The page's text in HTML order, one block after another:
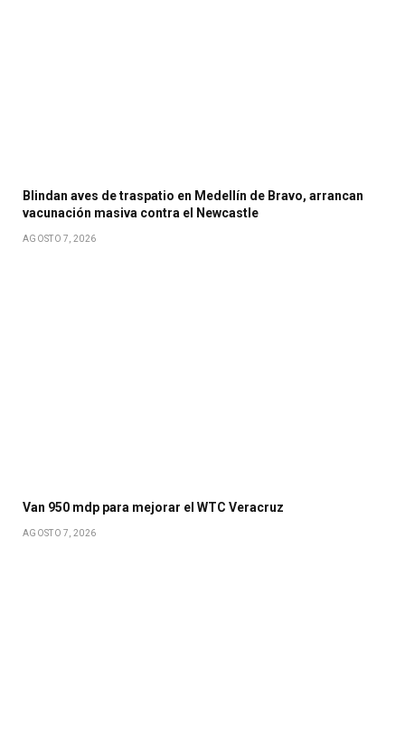
Blindan aves de traspatio en Medellín de Bravo, arrancan
vacunación masiva contra el Newcastle
AGOSTO 7, 2026
Van 950 mdp para mejorar el WTC Veracruz
AGOSTO 7, 2026